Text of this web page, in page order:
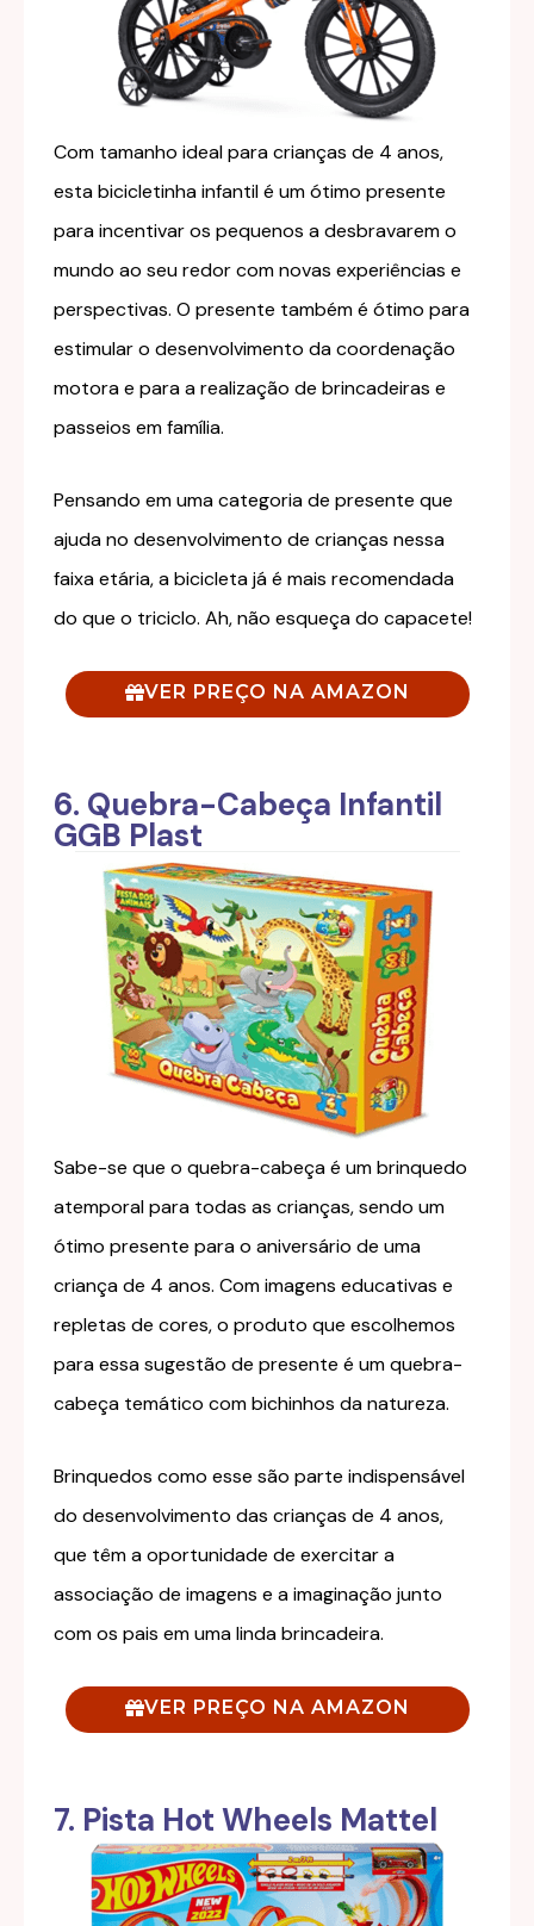
Com tamanho ideal para crianças de 4 anos,
esta bicicletinha infantil é um ótimo presente
para incentivar os pequenos a desbravarem o
mundo ao seu redor com novas experiências e
perspectivas. O presente também é ótimo para
estimular o desenvolvimento da coordenação
motora e para a realização de brincadeiras e
passeios em família.
Pensando em uma categoria de presente que
ajuda no desenvolvimento de crianças nessa
faixa etária, a bicicleta já é mais recomendada
do que o triciclo. Ah, não esqueça do capacete!
VER PREÇO NA AMAZON
6. Quebra-Cabeça Infantil
GGB Plast
Sabe-se que o quebra-cabeça é um brinquedo
atemporal para todas as crianças, sendo um
ótimo presente para o aniversário de uma
criança de 4 anos. Com imagens educativas e
repletas de cores, o produto que escolhemos
para essa sugestão de presente é um quebra-
cabeça temático com bichinhos da natureza.
Brinquedos como esse são parte indispensável
do desenvolvimento das crianças de 4 anos,
que têm a oportunidade de exercitar a
associação de imagens e a imaginação junto
com os pais em uma linda brincadeira.
VER PREÇO NA AMAZON
7. Pista Hot Wheels Mattel